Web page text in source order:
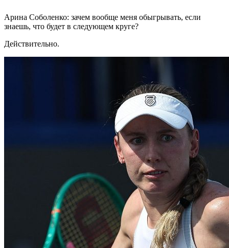
Арина Соболенко: зачем вообще меня обыгрывать, если
знаешь, что будет в следующем круге?
Действительно.